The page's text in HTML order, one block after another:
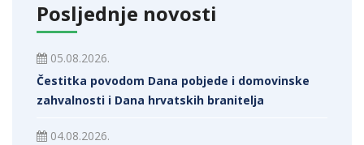
Posljednje novosti
05.08.2026.
Čestitka povodom Dana pobjede i domovinske
zahvalnosti i Dana hrvatskih branitelja
04.08.2026.